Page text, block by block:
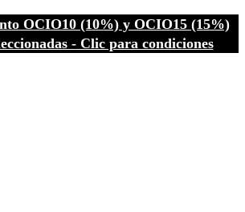
OCIO10 (10%) y OCIO15 (15%)
- Clic para condiciones